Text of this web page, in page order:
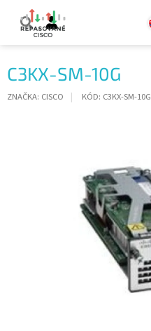
obsah
C3KX-SM-10G
ZNAČKA: CISCO KÓD: C3KX-SM-10G